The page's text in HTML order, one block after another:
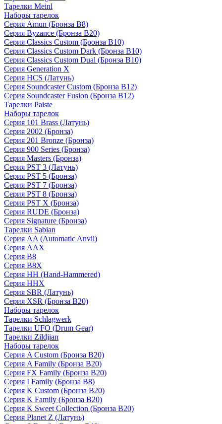
Тарелки Meinl
Наборы тарелок
Серия Amun (Бронза B8)
Серия Byzance (Бронза B20)
Серия Classics Custom (Бронза B10)
Серия Classics Custom Dark (Бронза B10)
Серия Classics Custom Dual (Бронза B10)
Серия Generation X
Серия HCS (Латунь)
Серия Soundcaster Custom (Бронза B12)
Серия Soundcaster Fusion (Бронза B12)
Тарелки Paiste
Наборы тарелок
Серия 101 Brass (Латунь)
Серия 2002 (Бронза)
Серия 201 Bronze (Бронза)
Серия 900 Series (Бронза)
Серия Masters (Бронза)
Серия PST 3 (Латунь)
Серия PST 5 (Бронза)
Серия PST 7 (Бронза)
Серия PST 8 (Бронза)
Серия PST X (Бронза)
Серия RUDE (Бронза)
Серия Signature (Бронза)
Тарелки Sabian
Серия AA (Automatic Anvil)
Серия AAX
Серия B8
Серия B8X
Серия HH (Hand-Hammered)
Серия HHX
Серия SBR (Латунь)
Серия XSR (Бронза B20)
Наборы тарелок
Тарелки Schlagwerk
Тарелки UFO (Drum Gear)
Тарелки Zildjian
Наборы тарелок
Серия A Custom (Бронза B20)
Серия A Family (Бронза B20)
Серия FX Family (Бронза B20)
Серия I Family (Бронза B8)
Серия K Custom (Бронза B20)
Серия K Family (Бронза B20)
Серия K Sweet Collection (Бронза B20)
Серия Planet Z (Латунь)